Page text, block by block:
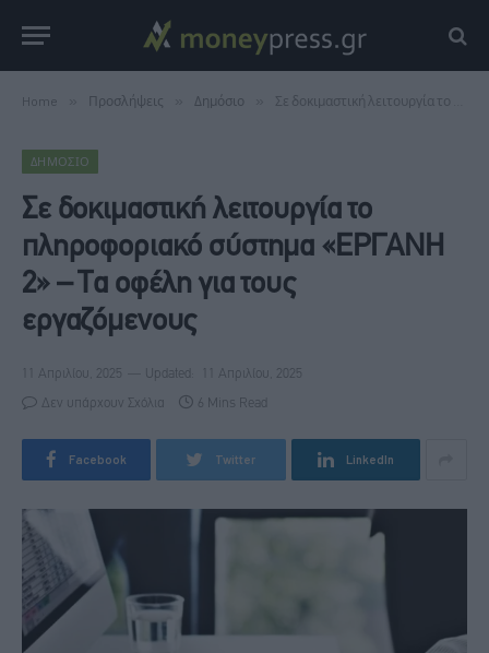
Home Προσλήψεις Δημόσιο Σε δοκιμαστική λειτουργία το πληροφοριακό σύστημα «ΕΡΓΑΝΗ 2» – Τα οφέλη για τους εργαζόμενους
ΔΗΜΌΣΙΟ
Σε δοκιμαστική λειτουργία το
πληροφοριακό σύστημα «ΕΡΓΑΝΗ
2» – Τα οφέλη για τους
εργαζόμενους
11 Απριλίου, 2025 Updated: 11 Απριλίου, 2025
Δεν υπάρχουν Σχόλια 6 Mins Read
Facebook Twitter LinkedIn